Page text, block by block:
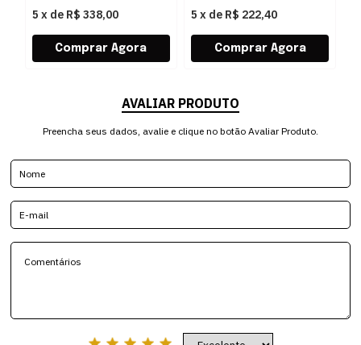
5 x de R$ 338,00 5 x de R$ 222,40
AVALIAR PRODUTO
Preencha seus dados, avalie e clique no botão Avaliar Produto.